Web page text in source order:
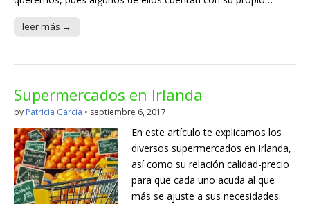
leer más →
Supermercados en Irlanda
by Patricia Garcia • septiembre 6, 2017
En este artículo te explicamos los
diversos supermercados en Irlanda,
así como su relación calidad-precio
para que cada uno acuda al que
más se ajuste a sus necesidades: